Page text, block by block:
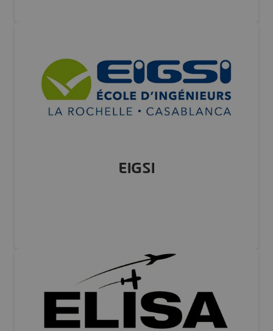
Visiter notre site Web
EIGSI
FRANCE